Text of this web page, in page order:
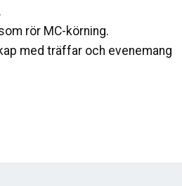
rör MC-körning.
med träffar och evenemang